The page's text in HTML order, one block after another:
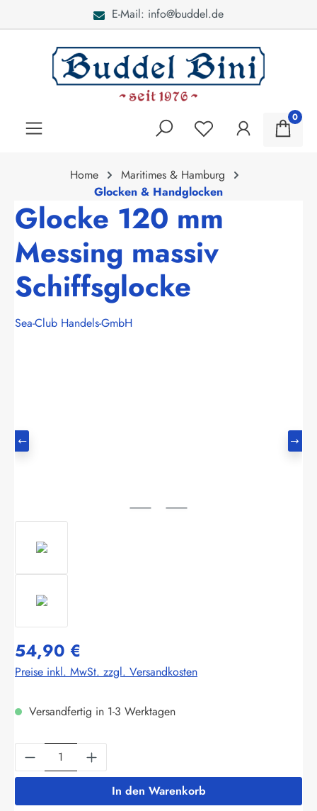
E-Mail: info@buddel.de
0
Home
Maritimes & Hamburg
Glocken & Handglocken
Glocke 120 mm
Messing massiv
Schiffsglocke
Sea-Club Handels-GmbH
54,90 €
Preise inkl. MwSt. zzgl. Versandkosten
Versandfertig in 1-3 Werktagen
Produkt Anzahl: Gib den gewünschten
In den Warenkorb